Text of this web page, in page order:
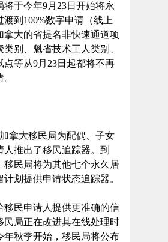
将于今年9月23日开始将永
渡到100%数字申请（线上
拿大的省提名非快速通道项
类别、魁省技术工人类别、
点等从9月23日起都将不再
拿大移民局为配偶、子女
人推出了移民追踪器。到
移民局将为其他七个永久居
计划提供申请状态追踪器。
移民申请人提供更准确的信
民局正在改进其在线处理时
年秋季开始，移民局将公布